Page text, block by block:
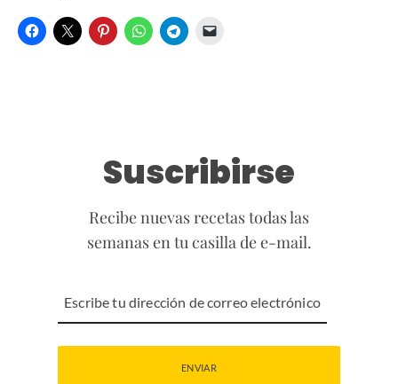
Suscribirse
Recibe nuevas recetas todas las
semanas en tu casilla de e-mail.